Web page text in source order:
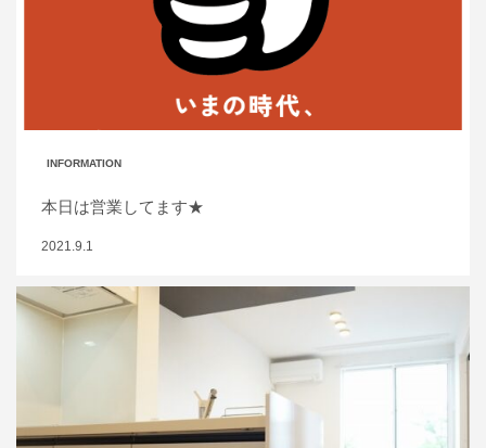
INFORMATION
本日は営業してます★
2021.9.1